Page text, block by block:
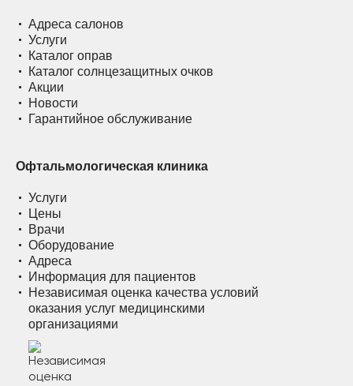
Адреса салонов
Услуги
Каталог оправ
Каталог солнцезащитных очков
Акции
Новости
Гарантийное обслуживание
Офтальмологическая клиника
Услуги
Цены
Врачи
Оборудование
Адреса
Информация для пациентов
Независимая оценка качества условий
оказания услуг медицинскими
организациями